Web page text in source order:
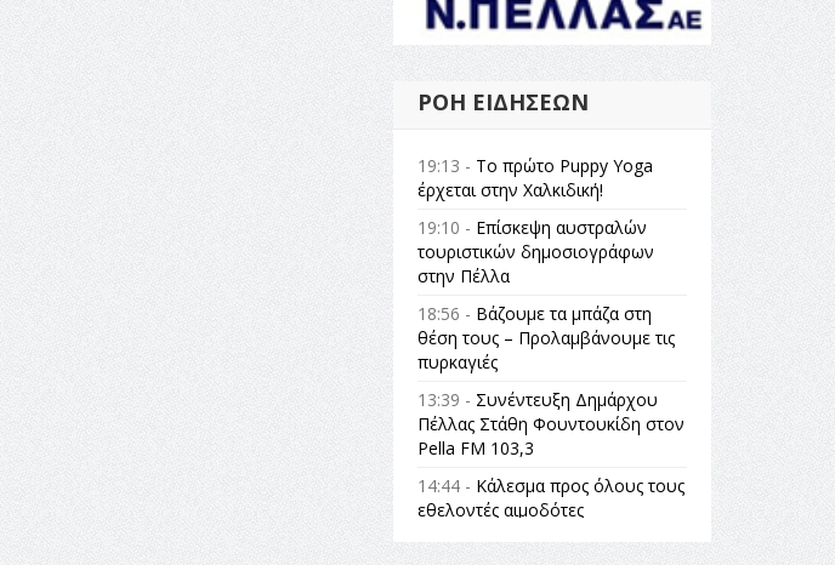
ΡΟΉ ΕΙΔΉΣΕΩΝ
19:13 - Το πρώτο Puppy Yoga
έρχεται στην Χαλκιδική!
19:10 - Επίσκεψη αυστραλών
τουριστικών δημοσιογράφων
στην Πέλλα
18:56 - Βάζουμε τα μπάζα στη
θέση τους – Προλαμβάνουμε τις
πυρκαγιές
13:39 - Συνέντευξη Δημάρχου
Πέλλας Στάθη Φουντουκίδη στον
Pella FM 103,3
14:44 - Κάλεσμα προς όλους τους
εθελοντές αιμοδότες
14:23 -Όλη η Ελλάδα ένας